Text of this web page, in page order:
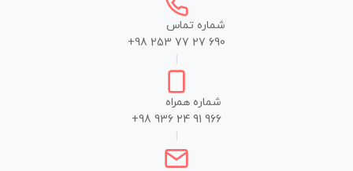
شماره تماس
+98 253 77 27 690
شماره همراه
+98 936 24 91 966